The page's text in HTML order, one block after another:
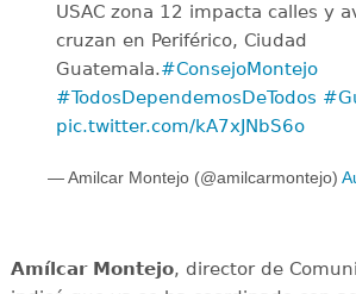
USAC zona 12 impacta calles y
cruzan en Periférico, Ciudad
Guatemala.#ConsejoMontejo
#TodosDependemosDeTodos
pic.twitter.com/kA7xJNbS6o
— Amilcar Montejo (@amilcarmontejo)
Amílcar Montejo, director de